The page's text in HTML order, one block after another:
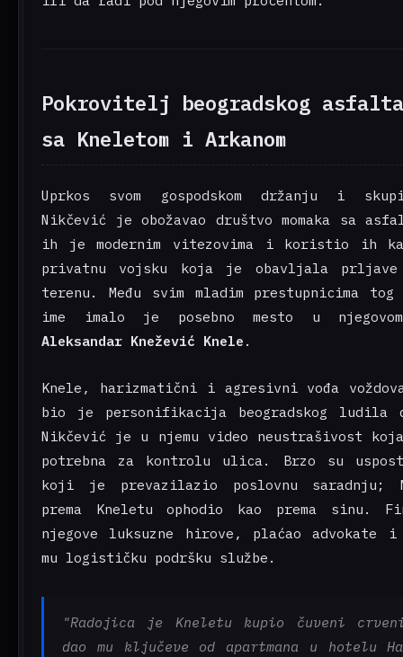
Pokrovitelj beogradskog
sa Kneletom i Arkanom
Uprkos svom gospodskom držanju i
Nikčević je obožavao društvo momaka sa
ih je modernim vitezovima i koristio ih
privatnu vojsku koja je obavljala prljave
terenu. Među svim mladim prestupnicima
ime imalo je posebno mesto u
Aleksandar Knežević Knele .
Knele, harizmatični i agresivni vođa
bio je personifikacija beogradskog ludila
Nikčević je u njemu video neustrašivost
potrebna za kontrolu ulica. Brzo su
koji je prevazilazio poslovnu saradnju;
prema Kneletu ophodio kao prema sinu.
njegove luksuzne hirove, plaćao advokate i
mu logističku podršku službe.
"Radojica je Kneletu kupio čuveni
dao mu ključeve od apartmana u hotelu